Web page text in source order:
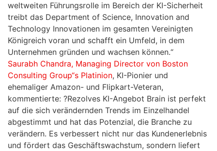
weltweiten Führungsrolle im Bereich der KI-Sicherheit
treibt das Department of Science, Innovation and
Technology Innovationen im gesamten Vereinigten
Königreich voran und schafft ein Umfeld, in dem
Unternehmen gründen und wachsen können.“
Saurabh Chandra, Managing Director von Boston
Consulting Group“s Platinion, KI-Pionier und
ehemaliger Amazon- und Flipkart-Veteran,
kommentierte: ?Rezolves KI-Angebot Brain ist perfekt
auf die sich verändernden Trends im Einzelhandel
abgestimmt und hat das Potenzial, die Branche zu
verändern. Es verbessert nicht nur das Kundenerlebnis
und fördert das Geschäftswachstum, sondern liefert